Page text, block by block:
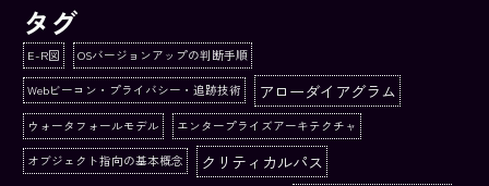
タグ
E-R図 OSバージョンアップの判断手順
Webビーコン・プライバシー・追跡技術 アローダイアグラム
ウォータフォールモデル エンタープライズアーキテクチャ
オブジェクト指向の基本概念 クリティカルパス